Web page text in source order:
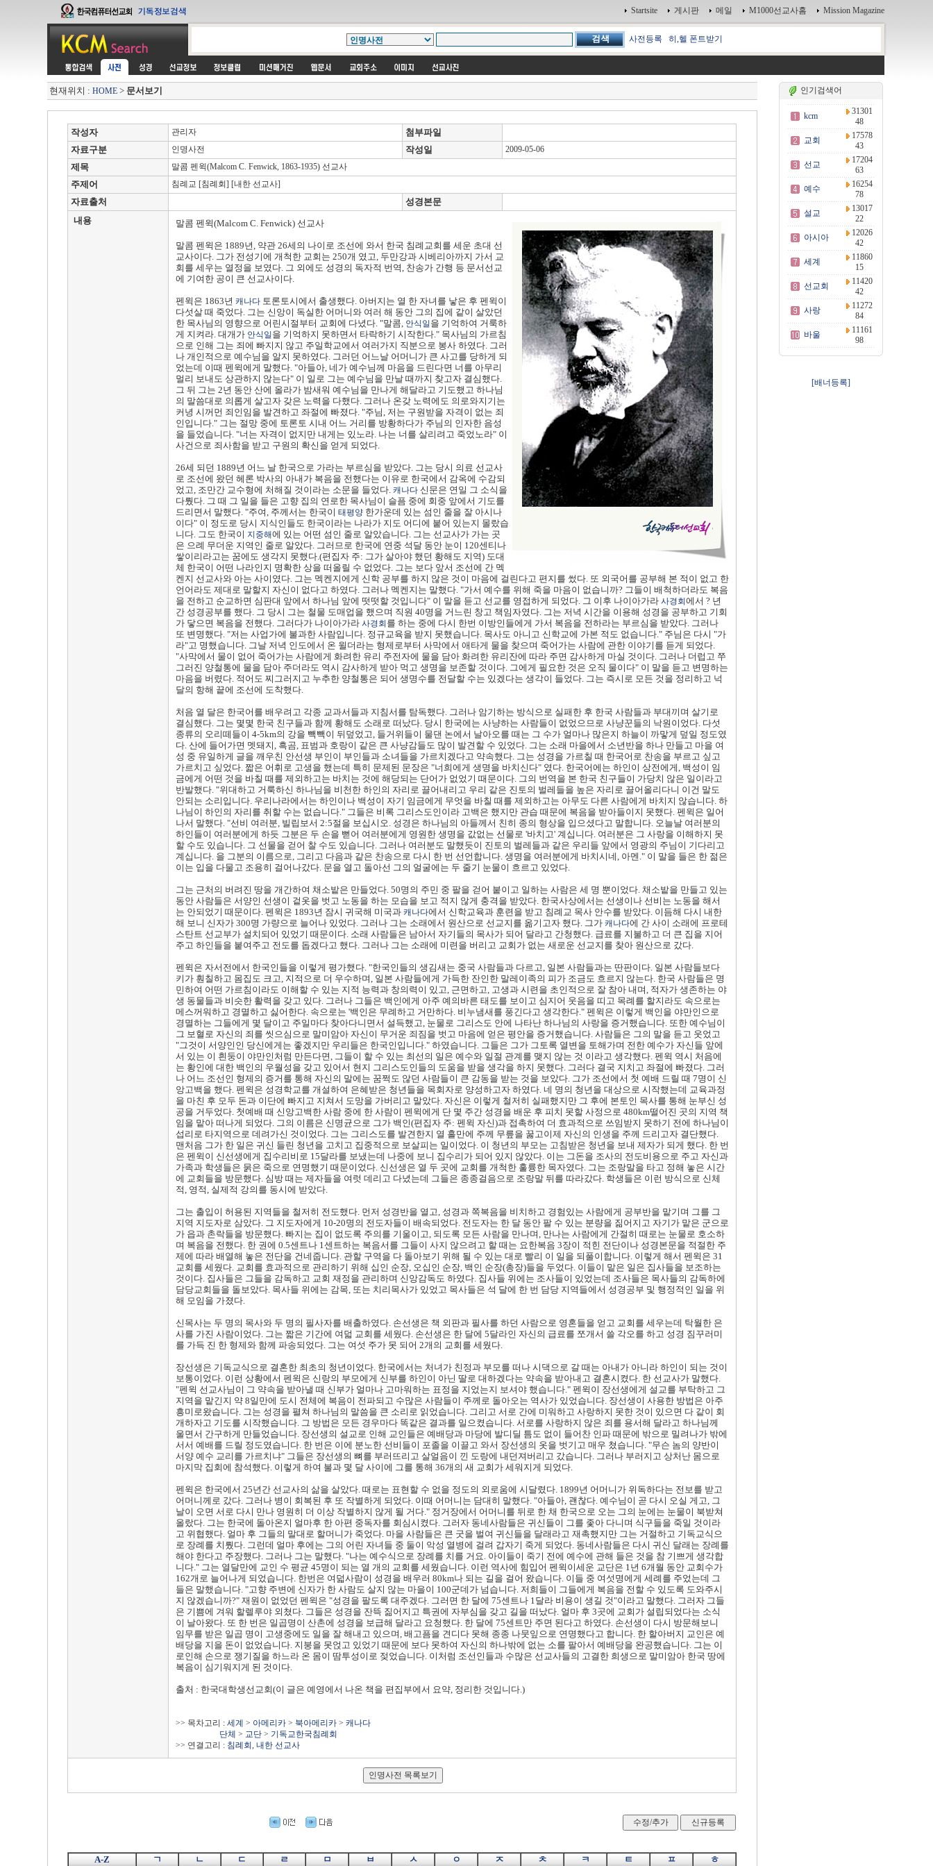
Startsite 게시판 메일 M1000선교사홈 Mission Magazine
사전등록 히,헬 폰트받기
현재위치 : HOME> 문서보기
작성자 관리자
첨부파일
자료구분
인명사전 작성일 2009-05-06
제목 말콤 펜윅(Malcom C. Fenwick, 1863-1935) 선교사
주제어 침례교 [침례회] [내한 선교사]
자료출처
성경본문
내용
말콤 펜윅(Malcom C. Fenwick) 선교사
말콤 펜윅은 1889년, 약관 26세의 나이로 조선에 와서 한국 침례교회를 세운 초대 선
교사이다. 그가 전성기에 개척한 교회는 250개 였고, 두만강과 시베리아까지 가서 교
회를 세우는 열정을 보였다. 그 외에도 성경의 독자적 번역, 찬송가 간행 등 문서선교
에 기여한 공이 큰 선교사이다.
펜윅은 1863년 캐나다 토론토시에서 출생했다. 아버지는 열 한 자녀를 낳은 후 펜윅이
다섯살 때 죽었다. 그는 신앙이 독실한 어머니와 여러 해 동안 그의 집에 같이 살았던
한 목사님의 영향으로 어린시절부터 교회에 다녔다. "말콤, 안식일 을 기억하여 거룩하
게 지켜라. 대개가 안식일 을 기억하지 못하면서 타락하기 시작한다." 목사님의 가르침
으로 인해 그는 죄에 빠지지 않고 주일학교에서 여러가지 직분으로 봉사 하였다. 그러
나 개인적으로 예수님을 알지 못하였다. 그러던 어느날 어머니가 큰 사고를 당하게 되
었는데 이때 펜윅에게 말했다. "아들아, 네가 예수님께 마음을 드린다면 너를 아무리
멀리 보내도 상관하지 않는다" 이 일로 그는 예수님을 만날 때까지 찾고자 결심했다.
그 뒤 그는 2년 동안 산에 올라가 밤새워 예수님을 만나게 해달라고 기도했고 하나님
의 말씀대로 의롭게 살고자 갖은 노력을 다했다. 그러나 온갖 노력에도 의로와지기는
커녕 시꺼먼 죄인임을 발견하고 좌절에 빠졌다. "주님, 저는 구원받을 자격이 없는 죄
인입니다." 그는 절망 중에 토론토 시내 어느 거리를 방황하다가 주님의 인자한 음성
을 들었습니다. "너는 자격이 없지만 내게는 있노라. 나는 너를 살리려고 죽었노라" 이
사건으로 죄사함을 받고 구원의 확신을 얻게 되었다.
26세 되던 1889년 어느 날 한국으로 가라는 부르심을 받았다. 그는 당시 의료 선교사
로 조선에 왔던 헤론 박사의 아내가 복음을 전했다는 이유로 한국에서 감옥에 수감되
었고, 조만간 교수형에 처해질 것이라는 소문을 들었다. 캐나다 신문은 연일 그 소식을
다뤘다. 그 때 그 일을 들은 고향 집의 연로한 목사님이 슬픔 중에 회중 앞에서 기도를
드리면서 말했다. "주여, 주께서는 한국이 태평양 한가운데 있는 섬인 줄을 잘 아시나
이다" 이 정도로 당시 지식인들도 한국이라는 나라가 지도 어디에 붙어 있는지 몰랐습
니다. 그도 한국이 지중해에 있는 어떤 섬인 줄로 알았습니다. 그는 선교사가 가는 곳
은 으례 무더운 지역인 줄로 알았다. 그러므로 한국에 연중 석달 동안 눈이 120센티나
쌓이리라고는 꿈에도 생각지 못했다.(편집자 주: 그가 살아야 했던 황해도 지역) 도대
체 한국이 어떤 나라인지 명확한 상을 떠올릴 수 없었다. 그는 보다 앞서 조선에 간 멕
켄지 선교사와 아는 사이였다. 그는 멕켄지에게 신학 공부를 하지 않은 것이 마음에 걸린다고 편지를 썼다. 또 외국어를 공부해 본 적이 없고 한
언어라도 제대로 말할지 자신이 없다고 하였다. 그러나 멕켄지는 말했다. "가서 예수를 위해 죽을 마음이 없습니까? 그들이 배척하더라도 복음
을 전하고 순교하면 심판대 앞에서 하나님 앞에 떳떳할 것입니다" 이 말을 듣고 선교를 영접하게 되었다. 그 이후 나이아가라 사경회 에서 ? 년
간 성경공부를 했다. 그 당시 그는 철물 도매업을 했으며 직원 40명을 거느린 창고 책임자였다. 그는 저녁 시간을 이용해 성경을 공부하고 기회
가 닿으면 복음을 전했다. 그러다가 나이아가라 사경회 를 하는 중에 다시 한번 이방인들에게 가서 복음을 전하라는 부르심을 받았다. 그러나
또 변명했다. "저는 사업가에 불과한 사람입니다. 정규교육을 받지 못했습니다. 목사도 아니고 신학교에 가본 적도 없습니다." 주님은 다시 "가
라"고 명했습니다. 그날 저녁 인도에서 온 윌더라는 형제로부터 사막에서 애타게 물을 찾으며 죽어가는 사람에 관한 이야기를 듣게 되었다.
"사막에서 물이 없어 죽어가는 사람에게 화려한 유리 주전자에 물을 담아 화려한 유리잔에 따라 주면 감사하게 마실 것이다. 그러나 더럽고 쭈
그러진 양철통에 물을 담아 주더라도 역시 감사하게 받아 먹고 생명을 보존할 것이다. 그에게 필요한 것은 오직 물이다" 이 말을 듣고 변명하는
마음을 버렸다. 적어도 찌그러지고 누추한 양철통은 되어 생명수를 전달할 수는 있겠다는 생각이 들었다. 그는 즉시로 모든 것을 정리하고 넉
달의 항해 끝에 조선에 도착했다.
처음 열 달은 한국어를 배우려고 각종 교과서들과 지침서를 탐독했다. 그러나 암기하는 방식으로 실패한 후 한국 사람들과 부대끼며 살기로
결심했다. 그는 몇몇 한국 친구들과 함께 황해도 소래로 떠났다. 당시 한국에는 사냥하는 사람들이 없었으므로 사냥꾼들의 낙원이었다. 다섯
종류의 오리떼들이 4-5km의 강을 빽빽이 뒤덮었고, 들거위들이 물댄 논에서 날아오를 때는 그 수가 얼마나 많은지 하늘이 까맣게 덮일 정도였
다. 산에 들어가면 멧돼지, 흑곰, 표범과 호랑이 같은 큰 사냥감들도 많이 발견할 수 있었다. 그는 소래 마을에서 소년반을 하나 만들고 마을 여
성 중 유일하게 글을 깨우친 안선생 부인이 부인들과 소녀들을 가르치겠다고 약속했다. 그는 성경을 가르칠 때 한국어로 찬송을 부르고 싶고
가르치고 싶었다. 짧은 어휘로 고생을 했는데 특히 문제된 문장은 "너희에게 생명을 바치신다" 였다. 한국어에는 하인이 상전에게, 백성이 임
금에게 어떤 것을 바칠 때를 제외하고는 바치는 것에 해당되는 단어가 없었기 때문이다. 그의 번역을 본 한국 친구들이 가당치 않은 일이라고
반발했다. "위대하고 거룩하신 하나님을 비천한 하인의 자리로 끌어내리고 우리 같은 진토의 벌레들을 높은 자리로 끌어올리다니 이건 말도
안되는 소리입니다. 우리나라에서는 하인이나 백성이 자기 임금에게 무엇을 바칠 때를 제외하고는 아무도 다른 사람에게 바치지 않습니다. 하
나님이 하인의 자리를 취할 수는 없습니다." 그들은 비록 그리스도인이라 고백은 했지만 관습 때문에 복음을 받아들이지 못했다. 펜윅은 일어
나서 말했다. "선비 여러분, 빌립보서 2:5절을 보십시오. 성경은 하나님의 아들께서 친히 종의 형상을 입으셨다고 말합니다. 오늘날 여러분의
하인들이 여러분에게 하듯 그분은 두 손을 뻗어 여러분에게 영원한 생명을 값없는 선물로 '바치고' 계십니다. 여러분은 그 사랑을 이해하지 못
할 수도 있습니다. 그 선물을 걷어 찰 수도 있습니다. 그러나 여러분도 말했듯이 진토의 벌레들과 같은 우리들 앞에서 영광의 주님이 기다리고
계십니다. 을 그분의 이름으로, 그리고 다음과 같은 찬송으로 다시 한 번 선언합니다. 생명을 여러분에게 바치시네, 아멘." 이 말을 들은 한 젊은
이는 입을 다물고 조용히 걸어나갔다. 문을 열고 돌아선 그의 얼굴에는 두 줄기 눈물이 흐르고 있었다.
그는 근처의 버려진 땅을 개간하여 채소밭은 만들었다. 50명의 주민 중 팔을 걷어 붙이고 일하는 사람은 세 명 뿐이었다. 채소밭을 만들고 있는
동안 사람들은 서양인 선생이 겉옷을 벗고 노동을 하는 모습을 보고 적지 않게 충격을 받았다. 한국사상에서는 선생이나 선비는 노동을 해서
는 안되었기 때문이다. 펜윅은 1893년 잠시 귀국해 미국과 캐나다에서 신학교육과 훈련을 받고 침례교 목사 안수를 받았다. 이듬해 다시 내한
해 보니 신자가 300명 가량으로 늘어나 있었다. 그러나 그는 소래에서 원산으로 선교지를 옮기고자 했다. 그가 캐나다에 간 사이 소래에 프로테
스탄트 선교부가 설치되어 있었기 때문이다. 소래 사람들은 남아서 자기들의 목사가 되어 달라고 간청했다. 급료를 지불하고 더 큰 집을 지어
주고 하인들을 붙여주고 전도를 돕겠다고 했다. 그러나 그는 소래에 미련을 버리고 교회가 없는 새로운 선교지를 찾아 원산으로 갔다.
펜윅은 자서전에서 한국인들을 이렇게 평가했다. "한국인들의 생김새는 중국 사람들과 다르고, 일본 사람들과는 딴판이다. 일본 사람들보다
키가 훤칠하고 몸집도 크고, 지적으로 더 우수하며, 일본 사람들에게 가득한 잔인한 말레이족의 피가 조금도 흐르지 않는다. 한국 사람들은 명
민하여 어떤 가르침이라도 이해할 수 있는 지적 능력과 창의력이 있고, 근면하고, 고생과 시련을 초인적으로 잘 참아 내며, 적자가 생존하는 야
생 동물들과 비슷한 활력을 갖고 있다. 그러나 그들은 백인에게 아주 예의바른 태도를 보이고 심지어 웃음을 띠고 목례를 할지라도 속으로는
메스꺼워하고 경멸하고 싫어한다. 속으로는 '백인은 무례하고 거만하다. 비누냄새를 풍긴다고 생각한다." 펜윅은 이렇게 백인을 야만인으로
경멸하는 그들에게 몇 달이고 주일마다 찾아다니면서 설득했고, 눈물로 그리스도 안에 나타난 하나님의 사랑을 증거했습니다. 또한 예수님이
그 보혈로 자신의 죄를 씻으심으로 말미암아 자신이 무거운 죄짐을 벗고 마음에 얻은 평안을 증거했습니다. 사람들은 그의 말을 듣고 웃었고
"그것이 서양인인 당신에게는 좋겠지만 우리들은 한국인입니다." 하였습니다. 그들은 그가 그토록 열변을 토해가며 전한 예수가 자신들 앞에
서 있는 이 흰둥이 야만인처럼 만든다면, 그들이 할 수 있는 최선의 일은 예수와 일절 관계를 맺지 않는 것 이라고 생각했다. 펜윅 역시 처음에
는 황인에 대한 백인의 우월성을 갖고 있어서 현지 그리스도인들의 도움을 받을 생각을 하지 못했다. 그러다 결국 지치고 좌절에 빠졌다. 그러
나 어느 조선인 형제의 증거를 통해 자신의 말에는 꿈쩍도 않던 사람들이 큰 감동을 받는 것을 보았다. 그가 조선에서 첫 예배 드릴 때 7명이 신
앙고백을 했다. 펜윅은 성경학교를 개설하여 은혜받은 청년들을 목회자로 양성하고자 하였다. 네 명의 청년을 대상으로 시작했는데 교육과정
을 마친 후 모두 돈과 이단에 빠지고 지쳐서 도망을 가버리고 말았다. 자신은 이렇게 철저히 실패했지만 그 후에 본토인 목사를 통해 눈부신 성
공을 거두었다. 첫예배 때 신앙고백한 사람 중에 한 사람이 펜윅에게 단 몇 주간 성경을 배운 후 피치 못할 사정으로 480km떨어진 곳의 지역 책
임을 맡아 떠나게 되었다. 그의 이름은 신명균으로 그가 백인(편집자 주: 펜윅 자신)과 접촉하여 더 효과적으로 쓰임받지 못하기 전에 하나님이
섭리로 타지역으로 데려가신 것이었다. 그는 그리스도를 발견한지 열 흘만에 주께 무릎을 꿇고이제 자신의 인생을 주께 드리고자 결단했다.
맨처음 그가 한 일은 귀신 들린 청년을 고치고 집중적으로 보살피는 일이었다. 이 청년의 부모는 고침받은 청년을 보내 제자가 되게 했다. 한 번
은 펜윅이 신선생에게 집수리비로 15달라를 보냈는데 나중에 보니 집수리가 되어 있지 않았다. 이는 그돈을 조사의 전도비용으로 주고 자신과
가족과 학생들은 묽은 죽으로 연명했기 때문이었다. 신선생은 열 두 곳에 교회를 개척한 훌륭한 목자였다. 그는 조랑말을 타고 정해 놓은 시간
에 교회들을 방문했다. 심방 때는 제자들을 여럿 데리고 다녔는데 그들은 종종걸음으로 조랑말 뒤를 따라갔다. 학생들은 이런 방식으로 신체
적, 영적, 실제적 강의를 동시에 받았다.
그는 출입이 허용된 지역들을 철저히 전도했다. 먼저 성경반을 열고, 성경과 쪽복음을 비치하고 경험있는 사람에게 공부반을 맡기며 그를 그
지역 지도자로 삼았다. 그 지도자에게 10-20명의 전도자들이 배속되었다. 전도자는 한 달 동안 팔 수 있는 분량을 짊어지고 자기가 맡은 군으로
가 읍과 촌락들을 방문했다. 빠지는 집이 없도록 주의를 기울이고, 되도록 모든 사람을 만나며, 만나는 사람에게 간절히 때로는 눈물로 호소하
며 복음을 전했다. 한 권에 0.5센트나 1센트하는 복음서를 그들이 사지 않으려고 할 때는 요한복음 3장이 적힌 전단이나 성경본문을 적절한 주
제에 따라 배열해 놓은 전단을 건네줍니다. 관할 구역을 다 돌아보기 위해 될 수 있는 대로 빨리 이 일을 되풀이합니다. 이렇게 해서 펜윅은 31
교회를 세웠다. 교회를 효과적으로 관리하기 위해 십인 순장, 오십인 순장, 백인 순장(총장)들을 두었다. 이들이 맡은 일은 집사들을 보조하는
것이다. 집사들은 그들을 감독하고 교회 재정을 관리하며 신앙감독도 하였다. 집사들 위에는 조사들이 있었는데 조사들은 목사들의 감독하에
담당교회들을 돌보았다. 목사들 위에는 감목, 또는 치리목사가 있었고 목사들은 석 달에 한 번 담당 지역들에서 성경공부 및 행정적인 일을 위
해 모임을 가졌다.
신목사는 두 명의 목사와 두 명의 필사자를 배출하였다. 손선생은 책 외판과 필사를 하던 사람으로 영혼들을 얻고 교회를 세우는데 탁월한 은
사를 가진 사람이었다. 그는 짧은 기간에 여덟 교회를 세웠다. 손선생은 한 달에 5달라인 자신의 급료를 쪼개서 쓸 각오를 하고 성경 짐꾸러미
를 가득 진 한 형제와 함께 파송되었다. 그는 여섯 주가 못 되어 2개의 교회를 세웠다.
장선생은 기독교식으로 결혼한 최초의 청년이었다. 한국에서는 처녀가 친정과 부모를 떠나 시댁으로 갈 때는 아내가 아니라 하인이 되는 것이
보통이었다. 이런 상황에서 펜윅은 신랑의 부모에게 신부를 하인이 아닌 딸로 대하겠다는 약속을 받아내고 결혼시켰다. 한 선교사가 말했다.
"펜윅 선교사님이 그 약속을 받아낼 때 신부가 얼마나 고마워하는 표정을 지었는지 보셔야 했습니다." 펜윅이 장선생에게 설교를 부탁하고 그
지역을 맡긴지 약 8일만에 도시 전체에 복음이 전파되고 수많은 사람들이 주께로 돌아오는 역사가 있었습니다. 장선생이 사용한 방법은 아주
흥미로왔습니다. 그는 성경을 펼쳐 하나님의 말씀을 큰 소리로 읽었습니다. 그리고 서로 간에 미워하고 사랑하지 못한 것이 있으면 다 같이 회
개하자고 기도를 시작했습니다. 그 방법은 모든 경우마다 똑같은 결과를 일으켰습니다. 서로를 사랑하지 않은 죄를 용서해 달라고 하나님께
울면서 간구하게 만들었습니다. 장선생의 설교로 인해 교인들은 예배당과 마당에 발디딜 틈도 없이 들어찬 인파 때문에 밖으로 밀려나가 밖에
서서 예배를 드릴 정도였습니다. 한 번은 이에 분노한 선비들이 포졸을 이끌고 와서 장선생의 옷을 벗기고 매우 쳤습니다. "무슨 놈의 양반이
서양 예수 교리를 가르치냐" 그들은 장선생의 뼈를 부러뜨리고 살얼음이 낀 도랑에 내던져버리고 갔습니다. 그러나 부러지고 상처난 몸으로
마지막 집회에 참석했다. 이렇게 하여 불과 몇 달 사이에 그를 통해 36개의 새 교회가 세워지게 되었다.
펜윅은 한국에서 25년간 선교사의 삶을 살았다. 때로는 표현할 수 없을 정도의 외로움에 시달렸다. 1899년 어머니가 위독하다는 전보를 받고
어머니께로 갔다. 그러나 병이 회복된 후 또 작별하게 되었다. 이때 어머니는 담대히 말했다. "아들아, 괜찮다. 예수님이 곧 다시 오실 게고, 그
날이 오면 서로 다시 만나 영원히 더 이상 작별하지 않게 될 거다." 정거장에서 어머니를 뒤로 한 채 한국으로 오는 그의 눈에는 눈물이 북받쳐
올랐다. 그는 한국에 돌아온지 얼마후 한 아편 중독자를 회심시켰다. 그러자 동네사람들은 귀신들이 그를 좇아 다니며 식구들을 죽일 것이라
고 위협했다. 얼마 후 그들의 말대로 할머니가 죽었다. 마을 사람들은 큰 굿을 벌여 귀신들을 달래라고 재촉했지만 그는 거절하고 기독교식으
로 장례를 치뤘다. 그런데 얼마 후에는 그의 어린 자녀들 중 둘이 악성 열병에 걸려 갑자기 죽게 되었다. 동네사람들은 다시 귀신 달래는 장례를
해야 한다고 주장했다. 그러나 그는 말했다. "나는 예수식으로 장례를 치를 거요. 아이들이 죽기 전에 예수에 관해 들은 것을 참 기쁘게 생각합
니다." 그는 열달만에 교인 수 평균 45명이 되는 열 개의 교회를 세웠습니다. 이런 역사에 힘입어 펜윅이세운 교단은 1년 6개월 동안 교회수가
162개로 늘어나게 되었습니다. 한번은 여덟사람이 성경을 배우러 80km나 되는 길을 걸어 왔습니다. 이들 중 여섯명에게 세례를 주었는데 그
들은 말했습니다. "고향 주변에 신자가 한 사람도 살지 않는 마을이 100군데가 넘습니다. 저희들이 그들에게 복음을 전할 수 있도록 도와주시
지 않겠습니까?" 재원이 없었던 펜윅은 "성경을 팔도록 대주겠다. 그러면 한 달에 75센트나 1달라 비용이 생길 것"이라고 말했다. 그러자 그들
은 기쁨에 겨워 할렐루야 외쳤다. 그들은 성경을 잔뜩 짊어지고 특권에 자부심을 갖고 길을 떠났다. 얼마 후 3곳에 교회가 설립되었다는 소식
이 날아왔다. 또 한 번은 일곱명이 산촌에 성경을 보급해 달라고 요청했다. 한 달에 75센트만 주면 된다고 하였다. 손선생이 다시 방문해보니
임무를 받은 일곱 명이 고생중에도 일을 잘 해내고 있으며, 배고픔을 견디다 못해 종종 나뭇잎으로 연명했다고 합니다. 한 할아버지 교인은 예
배당을 지을 돈이 없었습니다. 지붕을 못얹고 있었기 때문에 보다 못하여 자신의 하나밖에 없는 소를 팔아서 예배당을 완공했습니다. 그는 이
로인해 손으로 쟁기질을 하느라 온 몸이 땀투성이로 젖었습니다. 이처럼 조선인들과 수많은 선교사들의 고결한 희생으로 말미암아 한국 땅에
복음이 심기워지게 된 것이다.
출처 : 한국대학생선교회(이 글은 예영에서 나온 책을 편집부에서 요약, 정리한 것입니다.)
>> 목차고리 : 세계 > 아메리카 > 북아메리카 > 캐나다
단체 > 교단 > 기독교한국침례회
>> 연결고리 : 침례회 , 내한 선교사
A-Z ㄱ ㄴ ㄷ ㄹ ㅁ ㅂ ㅅ ㅇ ㅈ ㅊ ㅋ ㅌ ㅍ ㅎ
인기검색어
kcm
31301
48
교회
17578
43
선교
17204
63
예수
16254
78
설교
13017
22
아시아
12026
42
세계
11860
15
선교회
11420
42
사랑
11272
84
바울
11161
98
[배너등록]